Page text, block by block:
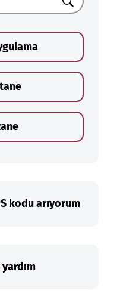
Ara
kodu arıyorum